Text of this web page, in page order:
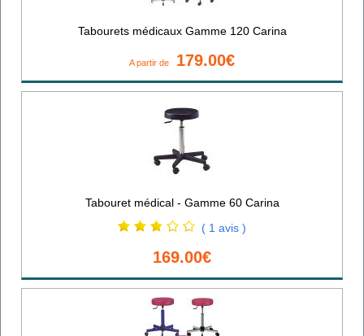
Tabourets médicaux Gamme 120 Carina
A partir de 179.00€
Tabouret médical - Gamme 60 Carina
( 1 avis )
169.00€